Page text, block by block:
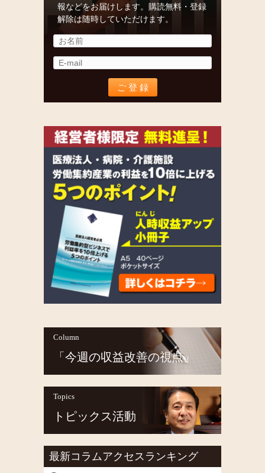
報などをお届けします。購読無料・登録
解除は随時していただけます。
Column
「今週の収益改善の視点」
Topics
トピックス活動
最新コラムアクセスランキング